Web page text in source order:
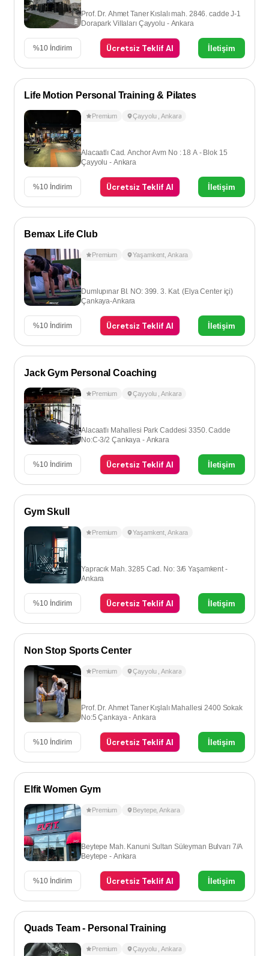
Prof. Dr. Ahmet Taner Kıslalı mah. 2846. cadde J-1
Dorapark Villaları Çayyolu - Ankara
%10 İndirim Ücretsiz Teklif Al İletişim
Life Motion Personal Training & Pilates
Premium Çayyolu ,Ankara
Alacaatlı Cad. Anchor Avm No : 18 A - Blok 15
Çayyolu - Ankara
%10 İndirim Ücretsiz Teklif Al İletişim
Bemax Life Club
Premium Yaşamkent ,Ankara
Dumlupınar BI. NO: 399. 3. Kat. (Elya Center içi)
Çankaya-Ankara
%10 İndirim Ücretsiz Teklif Al İletişim
Jack Gym Personal Coaching
Premium Çayyolu ,Ankara
Alacaatlı Mahallesi Park Caddesi 3350. Cadde
No:C-3/2 Çankaya - Ankara
%10 İndirim Ücretsiz Teklif Al İletişim
Gym Skull
Premium Yaşamkent ,Ankara
Yapracık Mah. 3285 Cad. No: 3/6 Yaşamkent -
Ankara
%10 İndirim Ücretsiz Teklif Al İletişim
Non Stop Sports Center
Premium Çayyolu ,Ankara
Prof. Dr. Ahmet Taner Kışlalı Mahallesi 2400 Sokak
No:5 Çankaya - Ankara
%10 İndirim Ücretsiz Teklif Al İletişim
Elfit Women Gym
Premium Beytepe,Ankara
Beytepe Mah. Kanuni Sultan Süleyman Bulvarı 7/A
Beytepe - Ankara
%10 İndirim Ücretsiz Teklif Al İletişim
Quads Team - Personal Training
Premium Çayyolu ,Ankara